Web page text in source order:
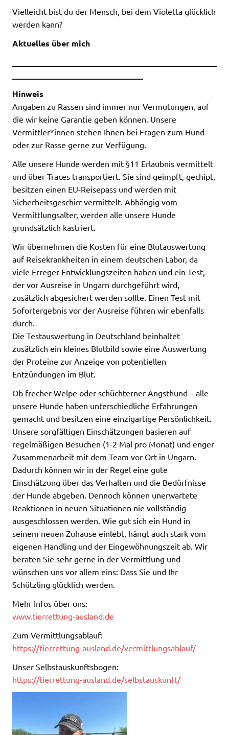
Vielleicht bist du der Mensch, bei dem Violetta glücklich
werden kann?
Aktuelles über mich
Hinweis
Angaben zu Rassen sind immer nur Vermutungen, auf
die wir keine Garantie geben können. Unsere
Vermittler*innen stehen Ihnen bei Fragen zum Hund
oder zur Rasse gerne zur Verfügung.
Alle unsere Hunde werden mit §11 Erlaubnis vermittelt
und über Traces transportiert. Sie sind geimpft, gechipt,
besitzen einen EU-Reisepass und werden mit
Sicherheitsgeschirr vermittelt. Abhängig vom
Vermittlungsalter, werden alle unsere Hunde
grundsätzlich kastriert.
Wir übernehmen die Kosten für eine Blutauswertung
auf Reisekrankheiten in einem deutschen Labor, da
viele Erreger Entwicklungszeiten haben und ein Test,
der vor Ausreise in Ungarn durchgeführt wird,
zusätzlich abgesichert werden sollte. Einen Test mit
Sofortergebnis vor der Ausreise führen wir ebenfalls
durch.
Die Testauswertung in Deutschland beinhaltet
zusätzlich ein kleines Blutbild sowie eine Auswertung
der Proteine zur Anzeige von potentiellen
Entzündungen im Blut.
Ob frecher Welpe oder schüchterner Angsthund – alle
unsere Hunde haben unterschiedliche Erfahrungen
gemacht und besitzen eine einzigartige Persönlichkeit.
Unsere sorgfältigen Einschätzungen basieren auf
regelmäßigen Besuchen (1-2 Mal pro Monat) und enger
Zusammenarbeit mit dem Team vor Ort in Ungarn.
Dadurch können wir in der Regel eine gute
Einschätzung über das Verhalten und die Bedürfnisse
der Hunde abgeben. Dennoch können unerwartete
Reaktionen in neuen Situationen nie vollständig
ausgeschlossen werden. Wie gut sich ein Hund in
seinem neuen Zuhause einlebt, hängt auch stark vom
eigenen Handling und der Eingewöhnungszeit ab. Wir
beraten Sie sehr gerne in der Vermittlung und
wünschen uns vor allem eins: Dass Sie und Ihr
Schützling glücklich werden.
Mehr Infos über uns:
www.tierrettung-ausland.de
Zum Vermittlungsablauf:
https://tierrettung-ausland.de/vermittlungsablauf/
Unser Selbstauskunftsbogen:
https://tierrettung-ausland.de/selbstauskunft/